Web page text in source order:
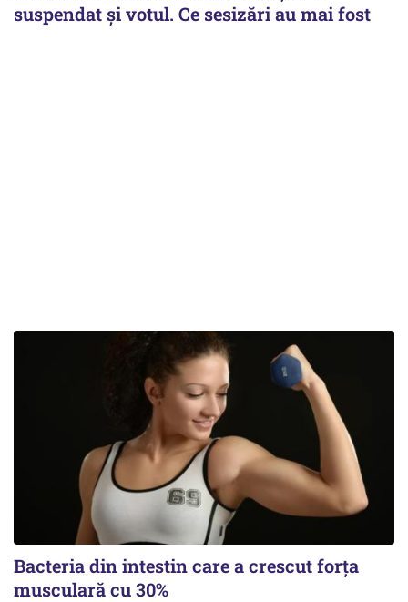
suspendat și votul. Ce sesizări au mai fost
Bacteria din intestin care a crescut forța
musculară cu 30%